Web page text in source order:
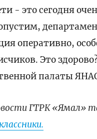
- это сегодня
оперативно,
Это
палаты
ГТРК «Ямал»